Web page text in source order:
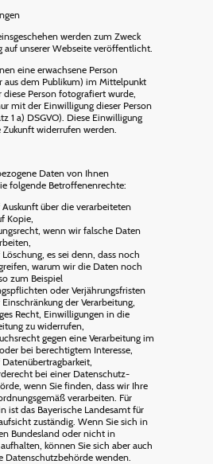
werden zum Zweck
auf unserer Webseite veröffentlicht.
eine erwachsene Person
aus dem Publikum) im Mittelpunkt
Person fotografiert wurde,
mit der Einwilligung dieser Person
1 a) DSGVO). Diese Einwilligung
widerrufen werden.
Daten von Ihnen
folgende Betroffenenrechte:
über die verarbeiteten
Kopie,
wenn wir falsche Daten
es sei denn, dass noch
warum wir die Daten noch
zum Beispiel
oder Verjährungsfristen
der Verarbeitung,
Recht, Einwilligungen in die
zu widerrufen,
gegen eine Verarbeitung im
bei berechtigtem Interesse,
bei einer Datenschutz-
wenn Sie finden, dass wir Ihre
verarbeiten. Für
ist das Bayerische Landesamt für
zuständig. Wenn Sie sich in
Bundesland oder nicht in
können Sie sich aber auch
Datenschutzbehörde wenden.